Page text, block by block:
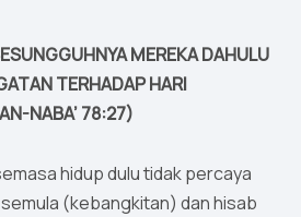
MEREKA DAHULU
TERHADAP HARI
NABA’ 78:27)
hidup dulu tidak percaya
(kebangkitan) dan hisab